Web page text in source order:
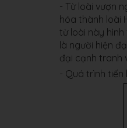
- Từ loài vượn
hóa thành loài
từ loài này
là người hiện
đại cạnh tranh
- Quá trình